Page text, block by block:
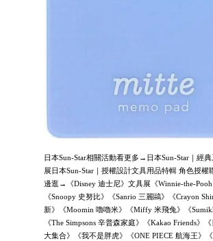
日本Sun-Star相關活動看更多→日本Sun-Star｜經
展日本Sun-Star｜授權設計文具用品特輯 角色授權
邊逛→《Disney 迪士尼》文具展《Winnie-the-Pooh
《Snoopy 史努比》《Sanrio 三麗鷗》《Crayon
新》《Moomin 嚕嚕米》《Miffy 米飛兔》《
《The Simpsons 辛普森家庭》《Kakao Friends》
大集合》《我不是胖虎》《ONE PIECE 航海王》